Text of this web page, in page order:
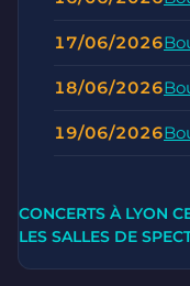
17/06/2026
18/06/2026
19/06/2026
CONCERTS À LYON
LES SALLES DE